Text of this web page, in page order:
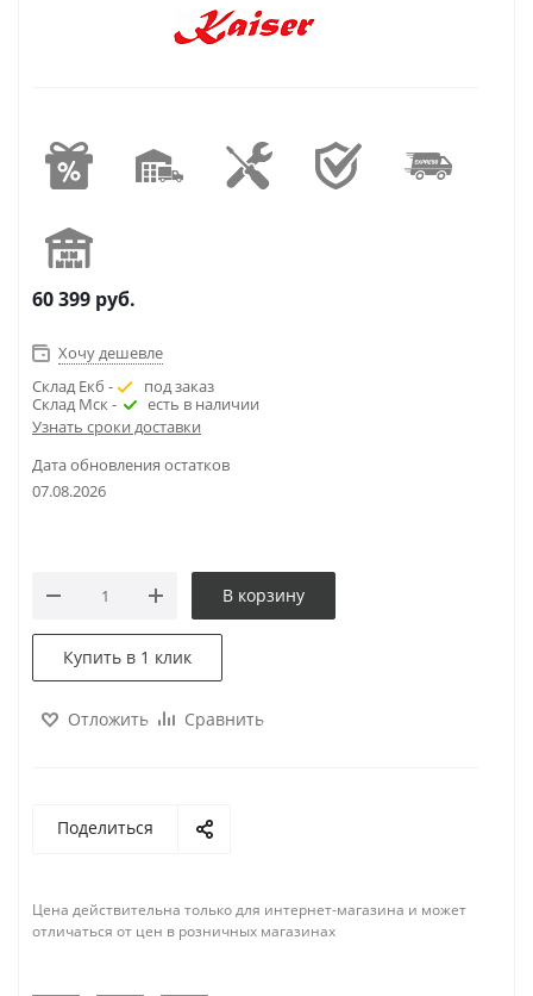
60 399 руб.
Хочу дешевле
Склад Екб -
под заказ
Склад Мск -
есть в наличии
Узнать сроки доставки
Дата обновления остатков
07.08.2026
В корзину
Купить в 1 клик
Отложить Сравнить
Поделиться
Цена действительна только для интернет-магазина и может
отличаться от цен в розничных магазинах